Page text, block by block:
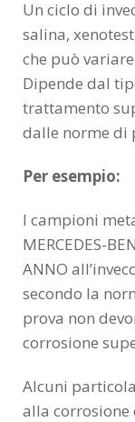
Un ciclo di
salina,
che può
Dipende dal
trattamento
dalle norme di
Per esempio:
I campioni
MERCEDES-
ANNO
secondo la
prova non
corrosione
Alcuni
alla corrosione